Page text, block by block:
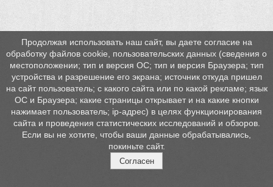
Продолжая использовать наш сайт, вы даете согласие на
обработку файлов cookie, пользовательских данных (сведения о
местоположении; тип и версия ОС; тип и версия Браузера; тип
устройства и разрешение его экрана; источник откуда пришел
на сайт пользователь; с какого сайта или по какой рекламе; язык
ОС и Браузера; какие страницы открывает и на какие кнопки
нажимает пользователь; ip-адрес) в целях функционирования
сайта и проведения статистических исследований и обзоров.
Если вы не хотите, чтобы ваши данные обрабатывались,
покиньте сайт.
Согласен